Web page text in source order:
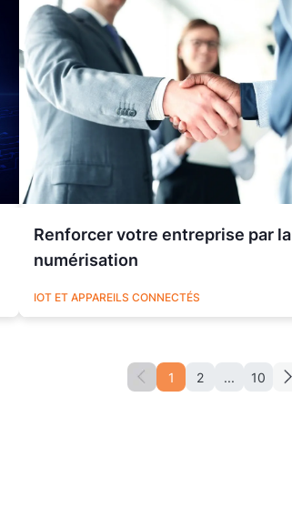
Renforcer votre entreprise par la
numérisation
UTILITIES
IOT ET APPAREILS CONNECTÉS
1 2 ... 10